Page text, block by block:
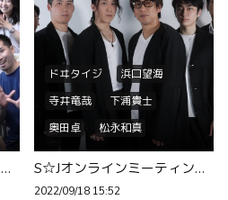
🍁S☆Jファミリーオンラインミーティングのお知らせ❗️🕗
ドヰタイジ
浜口望海
寺井竜哉
下浦貴士
奥田卓
松永和真
S☆Jオンラインミーティングのお知らせ🕘
2022/09/18 15:52